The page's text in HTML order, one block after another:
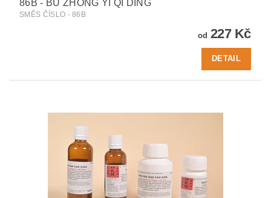
86B - BU ZHONG YI QI DING
SMĚS ČÍSLO - 86B
od 227 Kč
DETAIL